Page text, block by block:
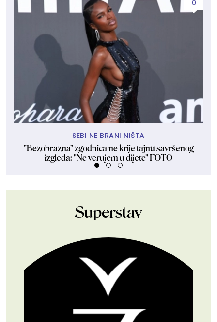
0
SEBI NE BRANI NIŠTA
"Bezobrazna" zgodnica ne krije tajnu savršenog
izgleda: "Ne verujem u dijete" FOTO
Superstav